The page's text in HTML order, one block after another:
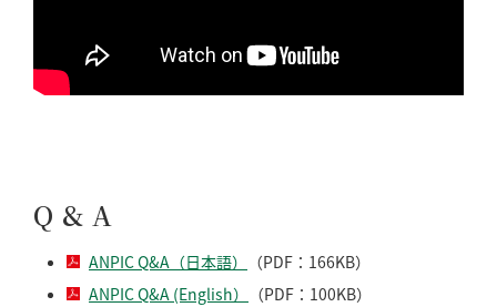
Q & A
ANPIC Q&A（日本語）
（PDF：166KB）
ANPIC Q&A (English）
（PDF：100KB）